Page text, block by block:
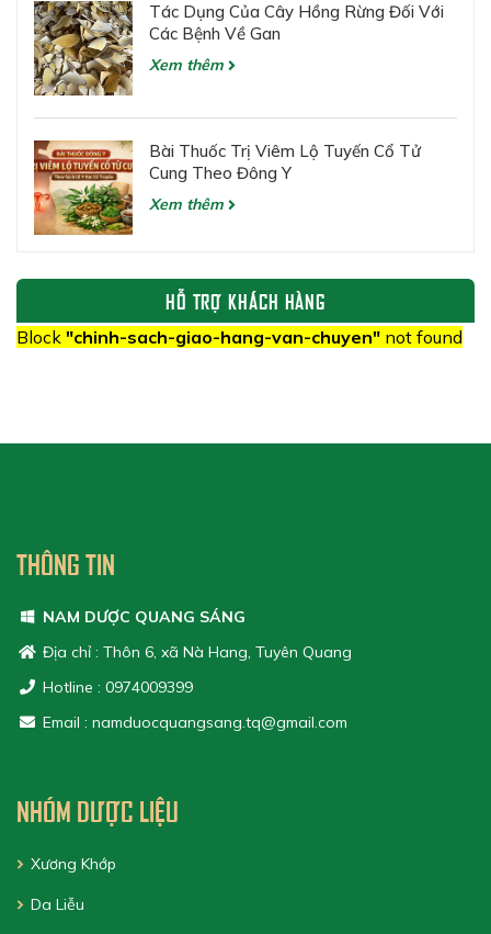
Tác Dụng Của Cây Hồng Rừng Đối Với
Các Bệnh Về Gan
Xem thêm
Bài Thuốc Trị Viêm Lộ Tuyến Cổ Tử
Cung Theo Đông Y
Xem thêm
HỖ TRỢ KHÁCH HÀNG
Block "chinh-sach-giao-hang-van-chuyen" not found
THÔNG TIN
NAM DƯỢC QUANG SÁNG
Địa chỉ : Thôn 6, xã Nà Hang, Tuyên Quang
Hotline : 0974009399
Email : namduocquangsang.tq@gmail.com
NHÓM DƯỢC LIỆU
Xương Khớp
Da Liễu